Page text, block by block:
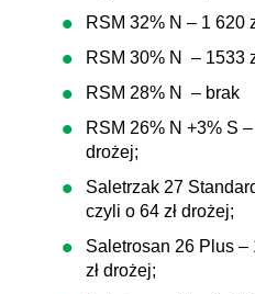
RSM 32% N – 1 620
RSM 30% N – 1533
RSM 28% N – brak
RSM 26% N +3% S –
drożej;
Saletrzak 27
czyli o 64 zł drożej;
Saletrosan 26 Plus –
zł drożej;